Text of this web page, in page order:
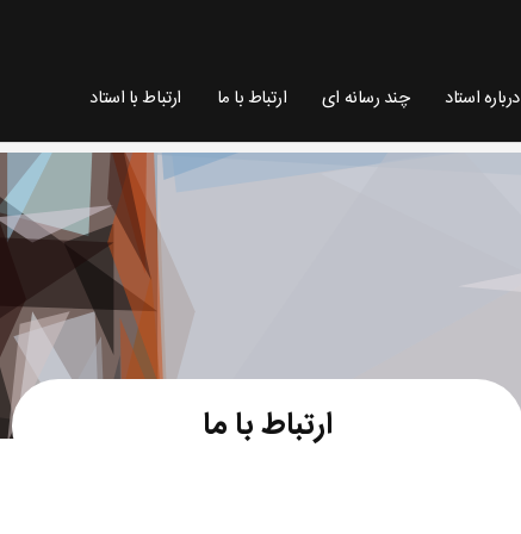
درباره استاد چند رسانه ای ارتباط با ما ارتباط با استاد
ارتباط با ما